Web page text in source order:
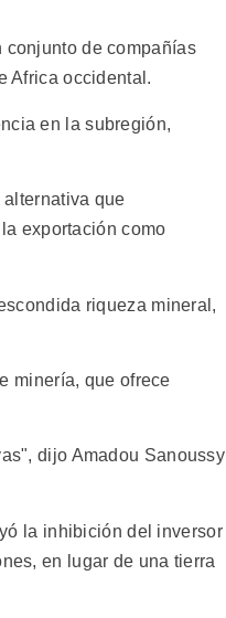
conjunto de compañías
Africa occidental.
en la subregión,
que
exportación como
riqueza mineral,
minería, que ofrece
dijo Amadou Sanoussy
la inhibición del inversor
en lugar de una tierra